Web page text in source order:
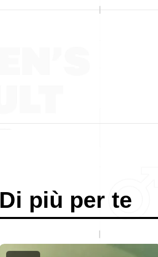
Di più per te